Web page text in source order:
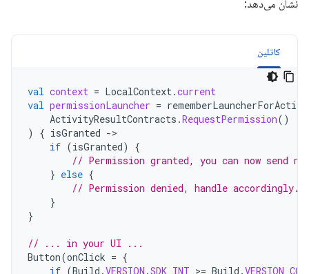
نشان می‌دهد:
کاتلین
val context = LocalContext.current
val permissionLauncher =
ActivityResultContracts .RequestPermission()
)
{ isGranted -
if (isGranted)
{
// Permission granted, you can now send
} else {
// Permission denied, handle accordingly.
}
}
// ... in your UI ...
Button(onClick = {
if (Build .VERSION .SDK_INT >= Build .